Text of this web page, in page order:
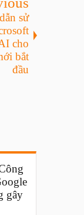
sử
cho
bắt
đầu
gây